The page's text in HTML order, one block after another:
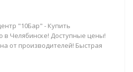
"10Бар" - Купить
в Челябинске! Доступные цены!
от производителей! Быстрая